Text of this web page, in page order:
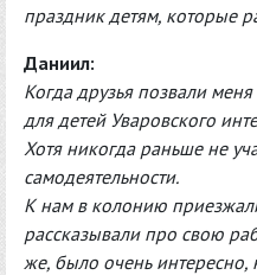
праздник детям, которые
Даниил:
Когда друзья позвали меня
для детей Уваровского
Хотя никогда раньше не
самодеятельности.
К нам в колонию
рассказывали про свою
же, было очень интересно,